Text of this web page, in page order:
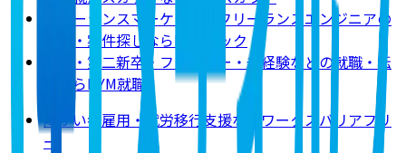
フリーランスマーケター・フリーランスエンジニアの
求人・案件探しならDYMテック
既卒・第二新卒・フリーター・未経験などの就職・転
職ならDYM就職
障がい者雇用・就労移行支援ならワークスバリアフリ
ー